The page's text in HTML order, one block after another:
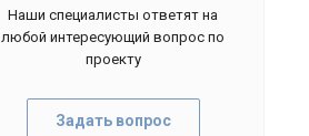
Наши специалисты ответят на
любой интересующий вопрос по
проекту
Задать вопрос